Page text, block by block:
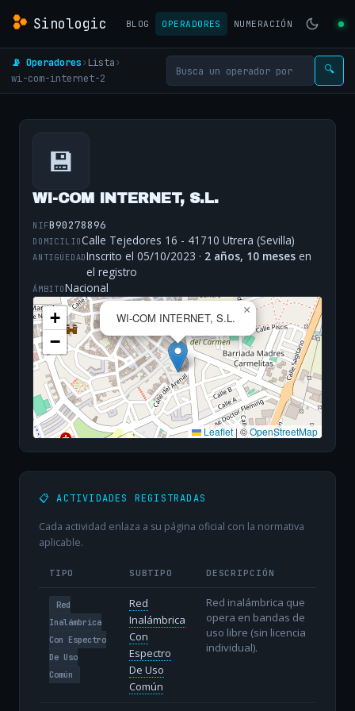
Sinologic BLOG OPERADORES NUMERACIÓN
📡 Operadores› Lista›
wi-com-internet-2
🔍
💾
WI-COM INTERNET, S.L.
NIFB90278896
DOMICILIOCalle Tejedores 16 - 41710 Utrera (Sevilla)
ANTIGÜEDADInscrito el 05/10/2023 · 2 años, 10 meses en
el registro
ÁMBITONacional
WI-COM INTERNET, S.L.
×
+
−
Leaflet | ©OpenStreetMap
📋 ACTIVIDADES REGISTRADAS
Cada actividad enlaza a su página oficial con la normativa
aplicable.
TIPO SUBTIPO DESCRIPCIÓN
Red
Inalámbrica
Con Espectro
De Uso
Común
Red
Inalámbrica
Con
Espectro
De Uso
Común
Red inalámbrica que
opera en bandas de
uso libre (sin licencia
individual).